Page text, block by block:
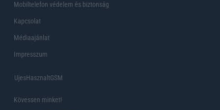
Mobiltelefon védelem és biztonság
Kapcsolat
Médiaajánlat
Impresszum
UjesHasznaltGSM
Kövessen minket!